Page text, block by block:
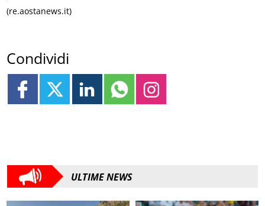
(re.aostanews.it)
Condividi
ULTIME NEWS